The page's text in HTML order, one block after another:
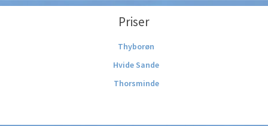
Priser
Thyborøn
Hvide Sande
Thorsminde